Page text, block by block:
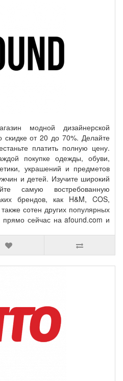
модной дизайнерской
от 20 до 70%. Делайте
платить полную цену.
покупке одежды, обуви,
украшений и предметов
и детей. Изучите широкий
самую востребованную
брендов, как H&M, COS,
сотен других популярных
прямо сейчас на afound.com и